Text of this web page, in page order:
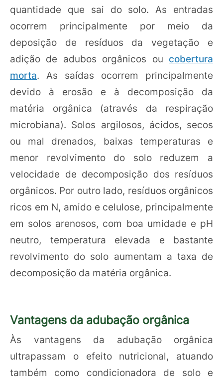
quantidade que sai do solo. As entradas
ocorrem principalmente por meio da
deposição de resíduos da vegetação e
adição de adubos orgânicos ou cobertura
morta. As saídas ocorrem principalmente
devido à erosão e à decomposição da
matéria orgânica (através da respiração
microbiana). Solos argilosos, ácidos, secos
ou mal drenados, baixas temperaturas e
menor revolvimento do solo reduzem a
velocidade de decomposição dos resíduos
orgânicos. Por outro lado, resíduos orgânicos
ricos em N, amido e celulose, principalmente
em solos arenosos, com boa umidade e pH
neutro, temperatura elevada e bastante
revolvimento do solo aumentam a taxa de
decomposição da matéria orgânica.
Vantagens da adubação orgânica
Às vantagens da adubação orgânica
ultrapassam o efeito nutricional, atuando
também como condicionadora de solo e